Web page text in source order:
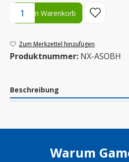
Produkt Anzahl: Gib den
In den Warenkorb
Zum Merkzettel hinzufügen
Produktnummer: NX-ASOBH
Beschreibung
Warum